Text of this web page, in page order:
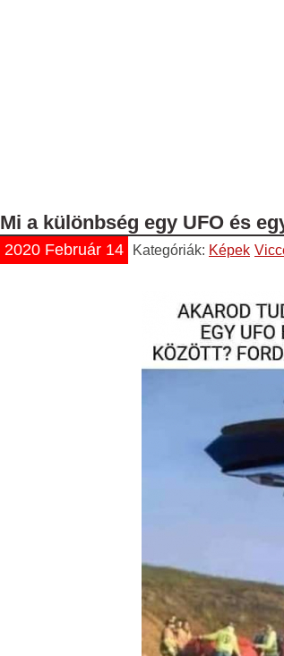
Mi a különbség egy UFO és
2020 Február 14 Kategóriák: Képek